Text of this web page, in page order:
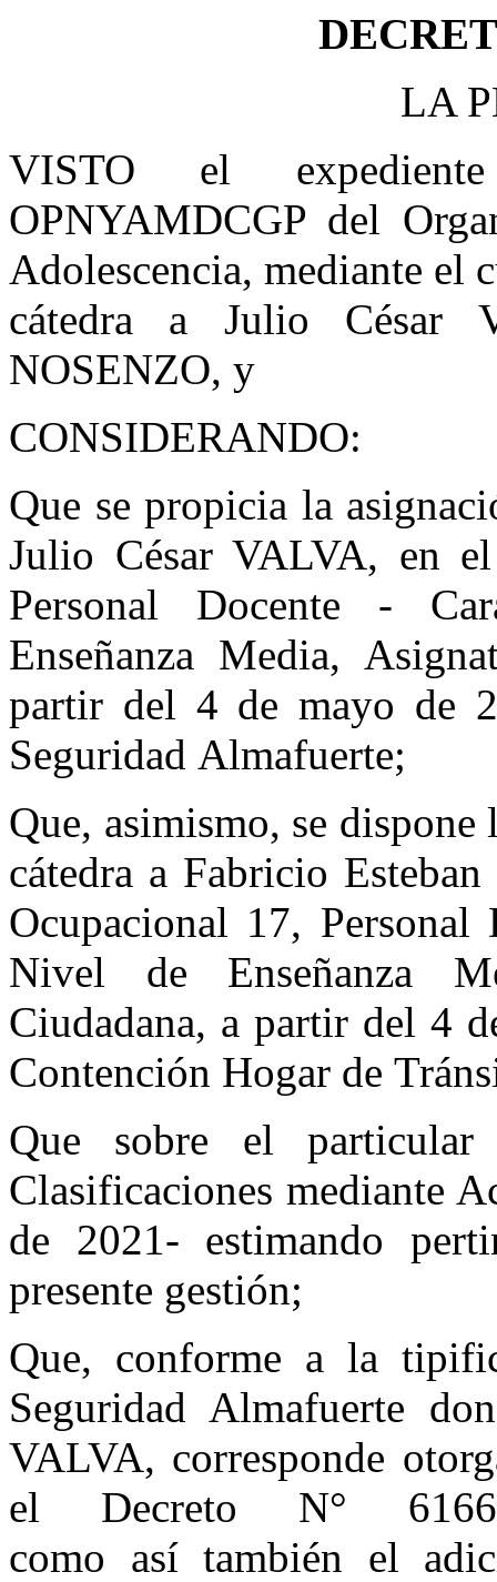
LA
VISTO el expediente
OPNYAMDCGP del
Adolescencia, mediante el
cátedra a Julio César
NOSENZO, y
CONSIDERANDO:
Que se propicia la
Julio César VALVA, en
Personal Docente -
Enseñanza Media,
partir del 4 de mayo de
Seguridad Almafuerte;
Que, asimismo, se
cátedra a Fabricio
Ocupacional 17,
Nivel de Enseñanza
Ciudadana, a partir del 4
Contención Hogar de
Que sobre el
Clasificaciones mediante
de 2021- estimando
presente gestión;
Que, conforme a la
Seguridad Almafuerte
VALVA, corresponde
el Decreto N°
como así también el